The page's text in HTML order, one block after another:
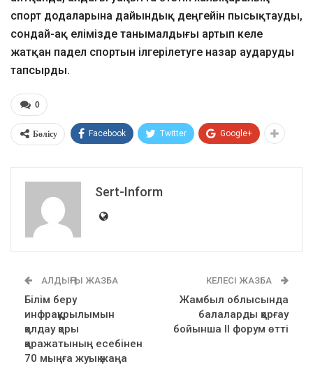
спорт додаларына дайындық деңгейін пысықтауды,
сондай-ақ елімізде танымалдығы артып келе
жатқан падел спортын ілгерілетуге назар аударуды
тапсырды.
0
Бөлісу Facebook Twitter Google+
Sert-Inform
АЛДЫҢҒЫ ЖАЗБА
Білім беру
инфрақұрылымын
қолдау қоры
қаражатының есебінен
70 мыңға жуық жаңа
КЕЛЕСІ ЖАЗБА
Жамбыл облысында
балаларды қорғау
бойынша II форум өтті